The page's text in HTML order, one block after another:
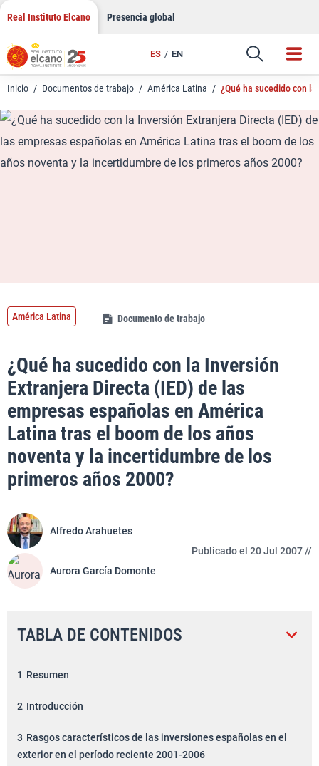
Saltar
contenido
Real Instituto Elcano Presencia global
ES EN
Enlace
Inicio / Documentos de trabajo / América Latina / ¿Qué ha sucedido con
¿Qué ha sucedido con la Inversión
Extranjera Directa (IED) de las
empresas españolas en América
Latina tras el boom de los años
noventa y la incertidumbre de los
primeros años 2000?
América Latina Documento de trabajo
Alfredo Arahuetes
Aurora García Domonte
Publicado el 20 Jul 2007 //
TABLA DE CONTENIDOS
1 Resumen
2 Introducción
3 Rasgos característicos de las inversiones españolas en el
exterior en el período reciente 2001-2006